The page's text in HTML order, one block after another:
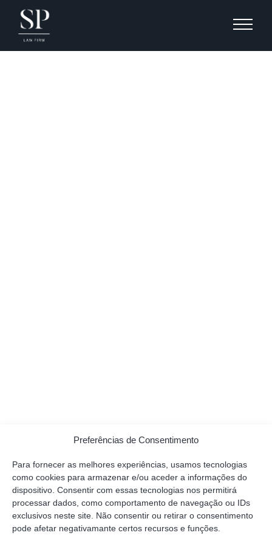
Preferências de Consentimento
Para fornecer as melhores experiências, usamos tecnologias
como cookies para armazenar e/ou aceder a informações do
dispositivo. Consentir com essas tecnologias nos permitirá
processar dados, como comportamento de navegação ou IDs
exclusivos neste site. Não consentir ou retirar o consentimento
pode afetar negativamante certos recursos e funções.
OBTENHA UMA OPINIÃO
QUALIFICADA